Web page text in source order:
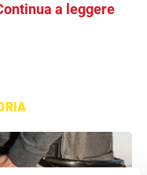
a leggere